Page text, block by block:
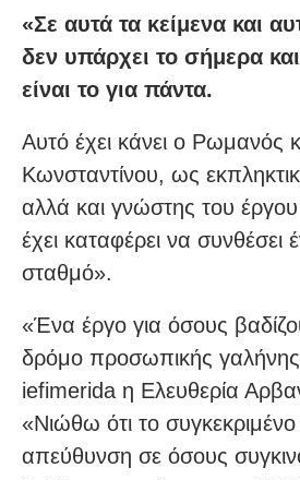
«Σε αυτά τα κείμενα και
δεν υπάρχει το σήμερα
είναι το για πάντα.
Αυτό έχει κάνει ο Ρωμανός
Κωνσταντίνου, ως
αλλά και γνώστης του
έχει καταφέρει να συνθέσει
σταθμό».
«Ένα έργο για όσους
δρόμο προσωπικής
iefimerida η Ελευθερία
«Νιώθω ότι το συγκεκριμένο
απεύθυνση σε όσους